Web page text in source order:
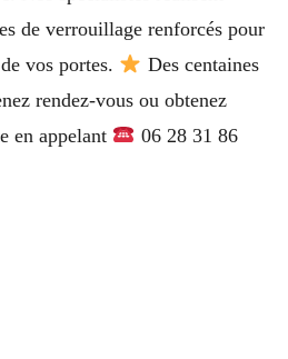
de verrouillage renforcés pour
vos portes.
Des centaines
rendez-vous ou obtenez
en appelant
06 28 31 86